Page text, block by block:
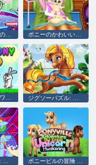
妊娠中のポニーの健康診断 ポニーのかわいい赤ちゃんの誕生
ジグソーパズル: フェアリーポニー